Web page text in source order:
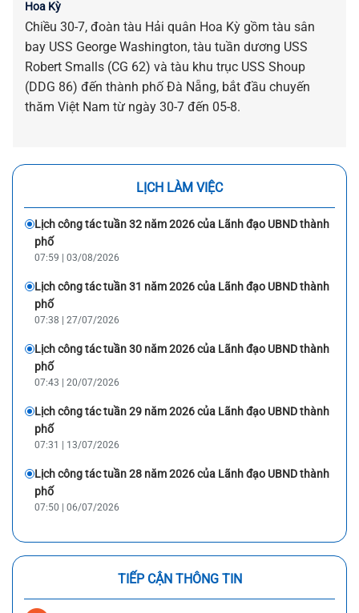
Hoa Kỳ
Chiều 30-7, đoàn tàu Hải quân Hoa Kỳ gồm tàu sân
bay USS George Washington, tàu tuần dương USS
Robert Smalls (CG 62) và tàu khu trục USS Shoup
(DDG 86) đến thành phố Đà Nẵng, bắt đầu chuyến
thăm Việt Nam từ ngày 30-7 đến 05-8.
LỊCH LÀM VIỆC
Lịch công tác tuần 32 năm 2026 của Lãnh đạo UBND thành
phố
07:59 | 03/08/2026
Lịch công tác tuần 31 năm 2026 của Lãnh đạo UBND thành
phố
07:38 | 27/07/2026
Lịch công tác tuần 30 năm 2026 của Lãnh đạo UBND thành
phố
07:43 | 20/07/2026
Lịch công tác tuần 29 năm 2026 của Lãnh đạo UBND thành
phố
07:31 | 13/07/2026
Lịch công tác tuần 28 năm 2026 của Lãnh đạo UBND thành
phố
07:50 | 06/07/2026
TIẾP CẬN THÔNG TIN